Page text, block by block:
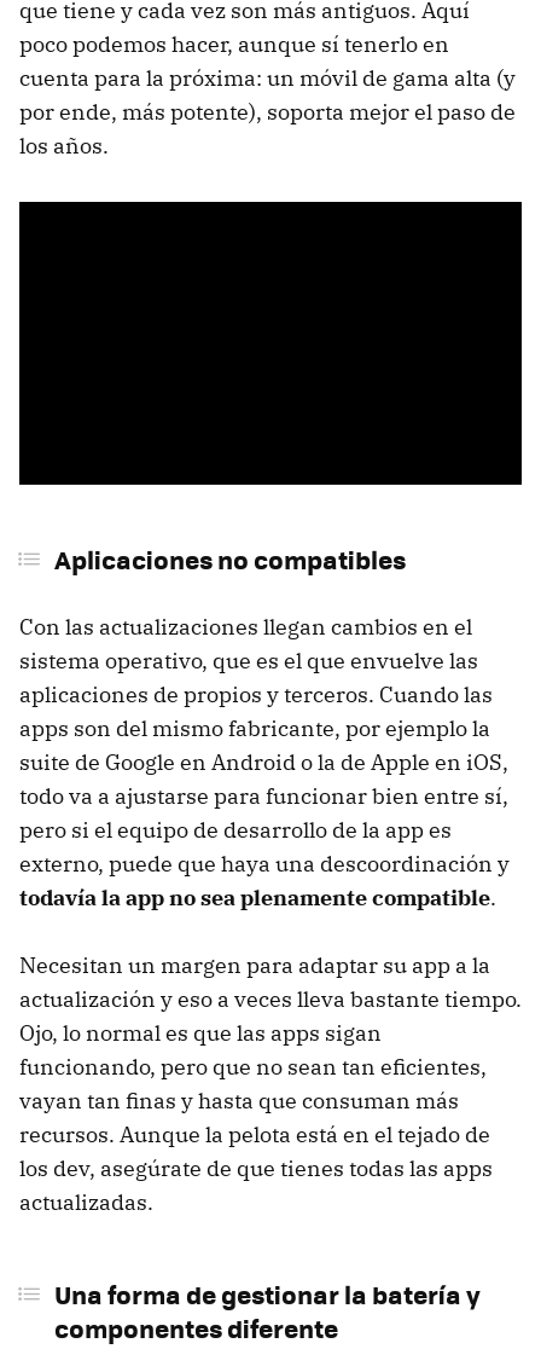
que tiene y cada vez son más antiguos. Aquí
poco podemos hacer, aunque sí tenerlo en
cuenta para la próxima: un móvil de gama alta (y
por ende, más potente), soporta mejor el paso de
los años.
Aplicaciones no compatibles
Con las actualizaciones llegan cambios en el
sistema operativo, que es el que envuelve las
aplicaciones de propios y terceros. Cuando las
apps son del mismo fabricante, por ejemplo la
suite de Google en Android o la de Apple en iOS,
todo va a ajustarse para funcionar bien entre sí,
pero si el equipo de desarrollo de la app es
externo, puede que haya una descoordinación y
todavía la app no sea plenamente compatible.
Necesitan un margen para adaptar su app a la
actualización y eso a veces lleva bastante tiempo.
Ojo, lo normal es que las apps sigan
funcionando, pero que no sean tan eficientes,
vayan tan finas y hasta que consuman más
recursos. Aunque la pelota está en el tejado de
los dev, asegúrate de que tienes todas las apps
actualizadas.
Una forma de gestionar la batería y
componentes diferente